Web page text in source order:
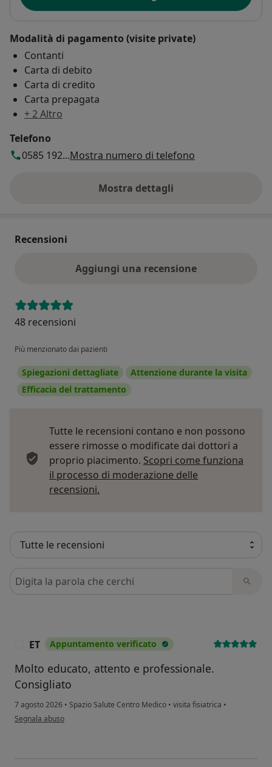
Modalità di pagamento (visite private)
Contanti
Carta di debito
Carta di credito
Carta prepagata
+ 2 Altro
Telefono
0585 192...Mostra numero di telefono
Mostra dettagli
sull'indirizzo
Recensioni
Aggiungi una recensione
48 recensioni
Più menzionato dai pazienti
Spiegazioni dettagliate
Attenzione durante la visita
Efficacia del trattamento
Tutte le recensioni contano e non possono
essere rimosse o modificate dai dottori a
proprio piacimento. Scopri come funziona
il processo di moderazione delle
recensioni.
Cerca nelle recensioni
ET Appuntamento verificato
Molto educato, attento e professionale.
Consigliato
7 agosto 2026 • Spazio Salute Centro Medico • visita fisiatrica •
secondo l'opinione dell'utente ET
Segnala abuso